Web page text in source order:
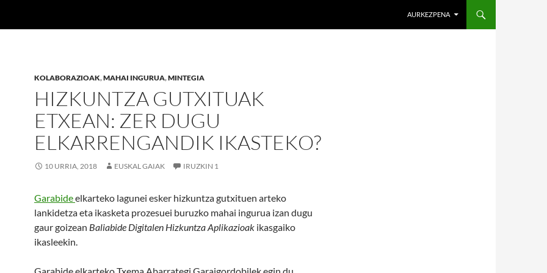
AURKEZPENA
KOLABORAZIOAK,MAHAI INGURUA,MINTEGIA
HIZKUNTZA GUTXITUAK
ETXEAN: ZER DUGU
ELKARRENGANDIK IKASTEKO?
10 URRIA, 2018 EUSKAL GAIAK IRUZKIN 1
Garabideelkarteko lagunei esker hizkuntza gutxituen arteko
lankidetza eta ikasketa prozesuei buruzko mahai ingurua izan dugu
gaur goizean Baliabide Digitalen Hizkuntza Aplikazioak ikasgaiko
ikasleekin.